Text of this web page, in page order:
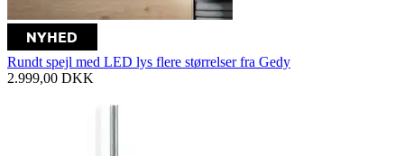
Rundt spejl med LED lys flere størrelser fra Gedy
2.999,00 DKK